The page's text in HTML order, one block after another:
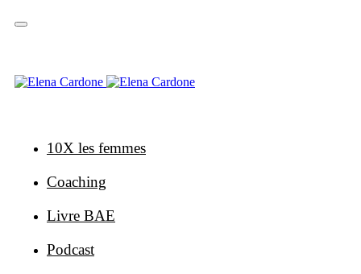
Sauter
Sauter
primaire
Skip
10X les femmes
Coaching
Livre BAE
Podcast